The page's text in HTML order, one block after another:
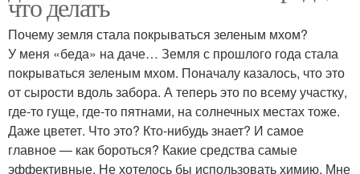
Почему земля стала покрываться зеленым мхом?
У меня «беда» на даче… Земля с прошлого года стала
покрываться зеленым мхом. Поначалу казалось, что это
от сырости вдоль забора. А теперь это по всему участку,
где-то гуще, где-то пятнами, на солнечных местах тоже.
Даже цветет. Что это? Кто-нибудь знает? И самое
главное — как бороться? Какие средства самые
эффективные. Не хотелось бы использовать химию. Мне